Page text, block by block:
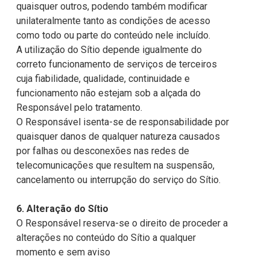
quaisquer outros, podendo também modificar
unilateralmente tanto as condições de acesso
como todo ou parte do conteúdo nele incluído.
A utilização do Sítio depende igualmente do
correto funcionamento de serviços de terceiros
cuja fiabilidade, qualidade, continuidade e
funcionamento não estejam sob a alçada do
Responsável pelo tratamento.
O Responsável isenta-se de responsabilidade por
quaisquer danos de qualquer natureza causados
por falhas ou desconexões nas redes de
telecomunicações que resultem na suspensão,
cancelamento ou interrupção do serviço do Sítio.
6. Alteração do Sítio
O Responsável reserva-se o direito de proceder a
alterações no conteúdo do Sítio a qualquer
momento e sem aviso